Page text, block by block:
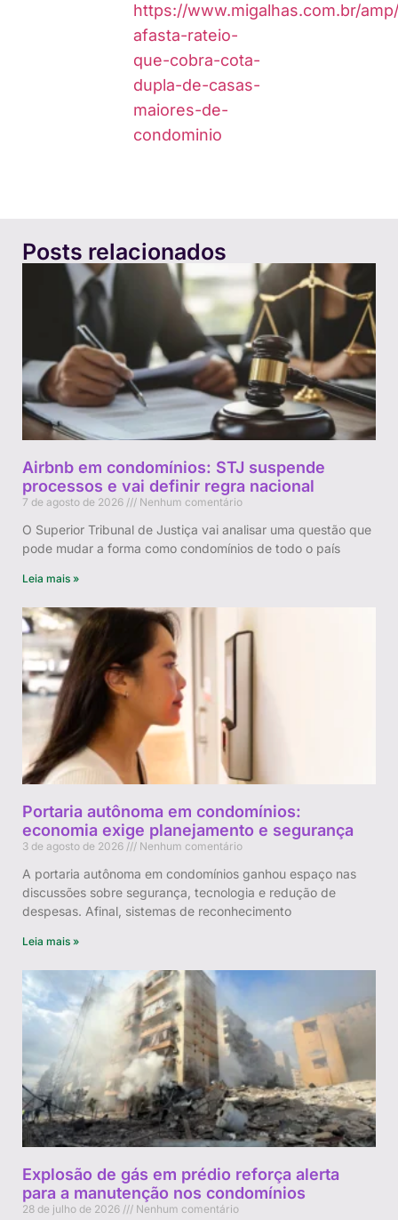
https://www.migalhas.com.br/
afasta-rateio-
que-cobra-cota-
dupla-de-casas-
maiores-de-
condominio
Posts relacionados
Airbnb em condomínios: STJ suspende
processos e vai definir regra nacional
7 de agosto de 2026 Nenhum comentário
O Superior Tribunal de Justiça vai analisar uma questão que
pode mudar a forma como condomínios de todo o país
Leia mais »
Portaria autônoma em condomínios:
economia exige planejamento e segurança
3 de agosto de 2026 Nenhum comentário
A portaria autônoma em condomínios ganhou espaço nas
discussões sobre segurança, tecnologia e redução de
despesas. Afinal, sistemas de reconhecimento
Leia mais »
Explosão de gás em prédio reforça alerta
para a manutenção nos condomínios
28 de julho de 2026 Nenhum comentário